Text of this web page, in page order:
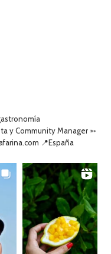
y Community Manager ➳
📍España